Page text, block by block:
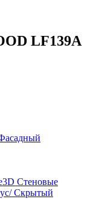
LF139A
3D Стеновые
Скрытый